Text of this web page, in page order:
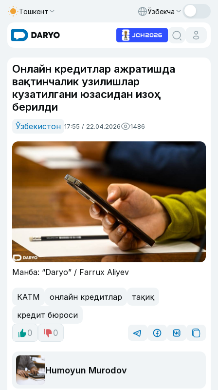
Тошкент Ўзбекча
Онлайн кредитлар ажратишда
вақтинчалик узилишлар
кузатилгани юзасидан изоҳ
берилди
Ўзбекистон 17:55 / 22.04.2026 1486
Манба: “Daryo” / Farrux Aliyev
КАТМ онлайн кредитлар
тақиқ
кредит бюроси
0
0
Humoyun Murodov